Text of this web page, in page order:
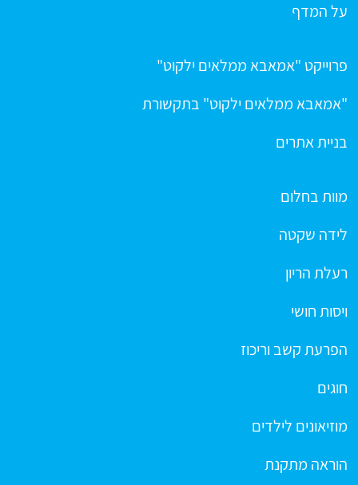
על המדף
פרוייקט "אמאבא ממלאים ילקוט"
"אמאבא ממלאים ילקוט" בתקשורת
בניית אתרים
מוות בחלום
לידה שקטה
רעלת הריון
ויסות חושי
הפרעת קשב וריכוז
חוגים
מוזיאונים לילדים
הוראה מתקנת